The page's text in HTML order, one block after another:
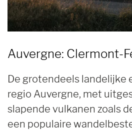
Auvergne: Clermont-
De grotendeels landelijke
regio Auvergne, met
slapende vulkanen zoals
een populaire